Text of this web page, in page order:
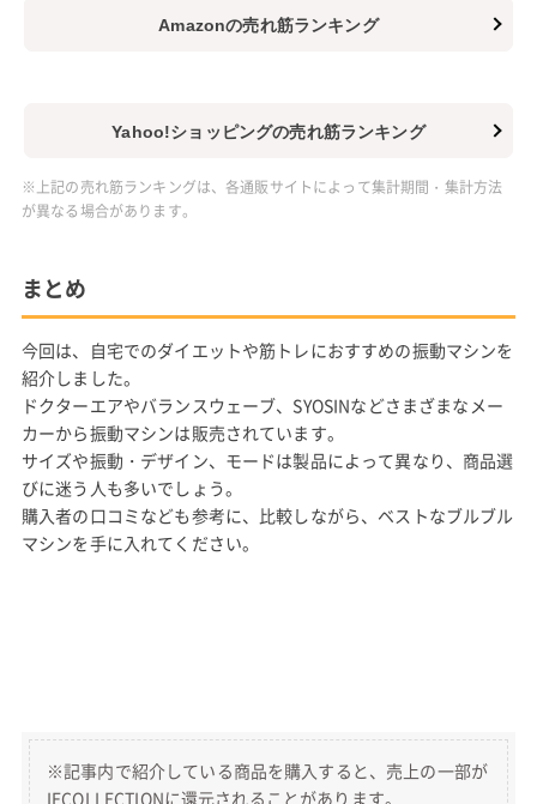
Amazonの売れ筋ランキング
Yahoo!ショッピングの売れ筋ランキング
※上記の売れ筋ランキングは、各通販サイトによって集計期間・集計方法
が異なる場合があります。
まとめ
今回は、自宅でのダイエットや筋トレにおすすめの振動マシンを
紹介しました。
ドクターエアやバランスウェーブ、SYOSINなどさまざまなメー
カーから振動マシンは販売されています。
サイズや振動・デザイン、モードは製品によって異なり、商品選
びに迷う人も多いでしょう。
購入者の口コミなども参考に、比較しながら、ベストなブルブル
マシンを手に入れてください。
※記事内で紹介している商品を購入すると、売上の一部が
IECOLLECTIONに還元されることがあります。